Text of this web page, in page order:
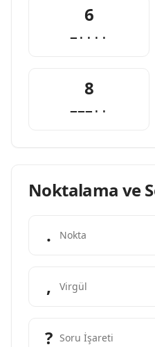
6
−····
8
−−−··
Noktalama ve
. Nokta
, Virgül
? Soru İşareti